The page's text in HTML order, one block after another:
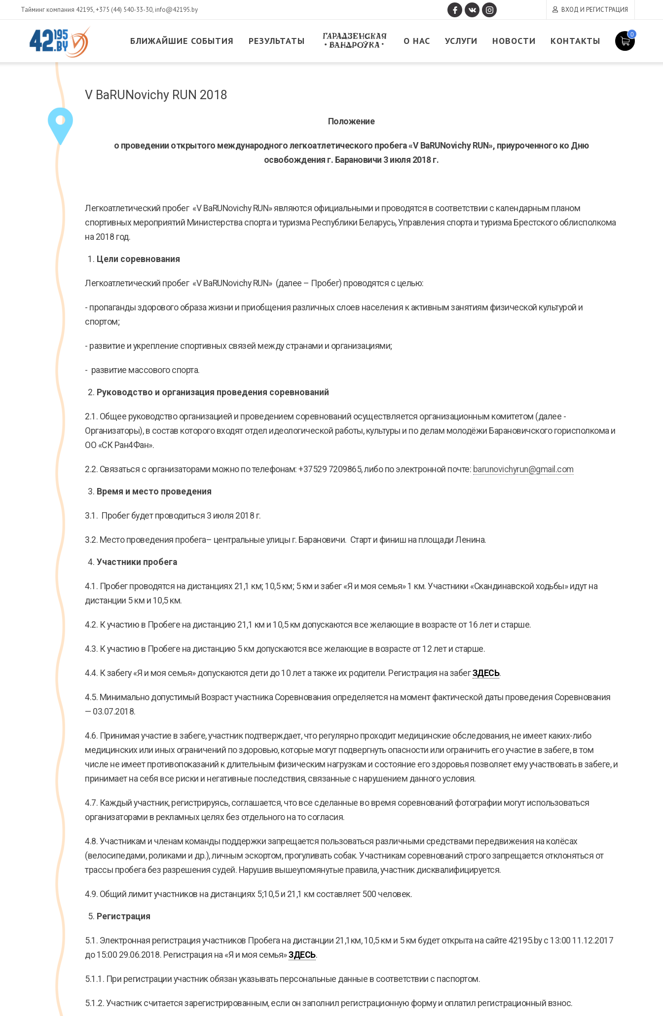
Тайминг компания 42195,+375 (44) 540-33-30, info@42195.by ВХОД И РЕГИСТРАЦИЯ
БЛИЖАЙШИЕ СОБЫТИЯ РЕЗУЛЬТАТЫ О НАС УСЛУГИ НОВОСТИ КОНТАКТЫ
0
CONTENT
14,
V BaRUNovichy RUN 2018
Положение
о проведении открытого международного легкоатлетического пробега «V BaRUNovichy RUN», приуроченного ко Дню
освобождения г. Барановичи 3 июля 2018 г.
Легкоатлетический пробег «V BaRUNovichy RUN» являются официальными и проводятся в соответствии с календарным планом
спортивных мероприятий Министерства спорта и туризма Республики Беларусь, Управления спорта и туризма Брестского облисполкома
на 2018 год.
Цели соревнования
Легкоатлетический пробег «V BaRUNovichy RUN» (далее – Пробег) проводятся с целью:
- пропаганды здорового образа жизни и приобщения различных слоев населения к активным занятиям физической культурой и
спортом;
- развитие и укрепление спортивных связей между странами и организациями;
- развитие массового спорта.
Руководство и организация проведения соревнований
2.1. Общее руководство организацией и проведением соревнований осуществляется организационным комитетом (далее -
Организаторы), в состав которого входят отдел идеологической работы, культуры и по делам молодёжи Барановичского горисполкома и
ОО «СК Ран4Фан».
2.2. Связаться с организаторами можно по телефонам: +37529 7209865, либо по электронной почте: barunovichyrun@gmail.com
Время и место проведения
3.1. Пробег будет проводиться 3 июля 2018 г.
3.2. Место проведения пробега– центральные улицы г. Барановичи. Старт и финиш на площади Ленина.
Участники пробега
4.1. Пробег проводятся на дистанциях 21,1 км; 10,5 км; 5 км и забег «Я и моя семья» 1 км. Участники «Скандинавской ходьбы» идут на
дистанции 5 км и 10,5 км.
4.2. К участию в Пробеге на дистанцию 21,1 км и 10,5 км допускаются все желающие в возрасте от 16 лет и старше.
4.3. К участию в Пробеге на дистанцию 5 км допускаются все желающие в возрасте от 12 лет и старше.
4.4. К забегу «Я и моя семья» допускаются дети до 10 лет а также их родители. Регистрация на забегЗДЕСЬ.
4.5. Минимально допустимый Возраст участника Соревнования определяется на момент фактической даты проведения Соревнования
— 03.07.2018.
4.6. Принимая участие в забеге, участник подтверждает, что регулярно проходит медицинские обследования, не имеет каких-либо
медицинских или иных ограничений по здоровью, которые могут подвергнуть опасности или ограничить его участие в забеге, в том
числе не имеет противопоказаний к длительным физическим нагрузкам и состояние его здоровья позволяет ему участвовать в забеге, и
принимает на себя все риски и негативные последствия, связанные с нарушением данного условия.
4.7. Каждый участник, регистрируясь, соглашается, что все сделанные во время соревнований фотографии могут использоваться
организаторами в рекламных целях без отдельного на то согласия.
4.8. Участникам и членам команды поддержки запрещается пользоваться различными средствами передвижения на колёсах
(велосипедами, роликами и др.), личным эскортом, прогуливать собак. Участникам соревнований строго запрещается отклоняться от
трассы пробега без разрешения судей. Нарушив вышеупомянутые правила, участник дисквалифицируется.
4.9. Общий лимит участников на дистанциях 5;10,5 и 21,1 км составляет 500 человек.
Регистрация
5.1. Электронная регистрация участников Пробега на дистанции 21,1км, 10,5 км и 5 км будет открыта на сайте 42195.by с 13:00 11.12.2017
до 15:00 29.06.2018. Регистрация на «Я и моя семья»ЗДЕСЬ.
5.1.1. При регистрации участник обязан указывать персональные данные в соответствии с паспортом.
5.1.2. Участник считается зарегистрированным, если он заполнил регистрационную форму и оплатил регистрационный взнос.